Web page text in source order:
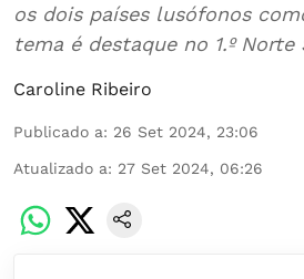
os dois países lusófonos
tema é destaque no 1.º Norte
Caroline Ribeiro
Publicado a: 26 Set 2024, 23:06
Atualizado a: 27 Set 2024, 06:26